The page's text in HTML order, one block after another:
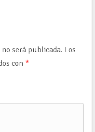
será publicada. Los
con *